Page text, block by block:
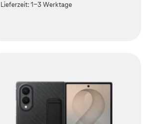
Lieferzeit:1-3 Werktage